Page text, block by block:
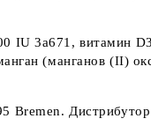
IU 3a671, витамин D3
(манганов (II)
Bremen. Дистрибутор